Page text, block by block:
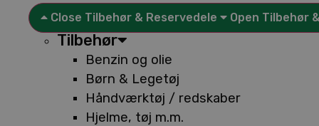
Close Tilbehør & Reservedele
Open Tilbehør
Tilbehør
Benzin og olie
Børn & Legetøj
Håndværktøj / redskaber
Hjelme, tøj m.m.